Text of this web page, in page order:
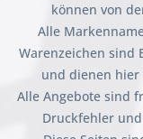
können von
Alle
Warenzeichen sind
und dienen hier
Alle Angebote sind
Druckfehler